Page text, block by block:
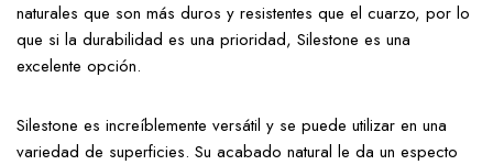
naturales que son más duros y resistentes que el cuarzo, por lo
que si la durabilidad es una prioridad, Silestone es una
excelente opción.
Silestone es increíblemente versátil y se puede utilizar en una
variedad de superficies. Su acabado natural le da un especto